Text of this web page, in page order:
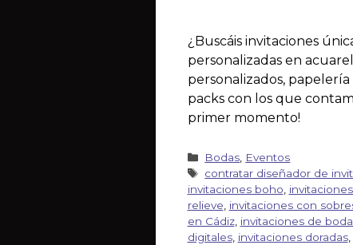
¿Buscáis invitaciones
personalizadas en
personalizados,
packs con los que
primer momento!
Bodas Eventos
contratar diseñador de
invitaciones boho
relieve invitaciones con
en Cádiz, invitaciones de
digitales, invitaciones doradas,